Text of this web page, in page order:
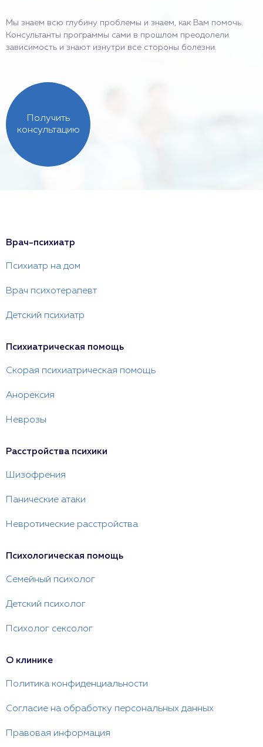
Мы знаем всю глубину проблемы и знаем, как Вам помочь.
Консультанты программы сами в прошлом преодолели
зависимость и знают изнутри все стороны болезни.
Получить
консультацию
Врач-психиатр
Психиатр на дом
Врач психотерапевт
Детский психиатр
Психиатрическая помощь
Скорая психиатрическая помощь
Анорексия
Неврозы
Расстройства психики
Шизофрения
Панические атаки
Невротические расстройства
Психологическая помощь
Семейный психолог
Детский психолог
Психолог сексолог
О клинике
Политика конфиденциальности
Согласие на обработку персональных данных
Правовая информация